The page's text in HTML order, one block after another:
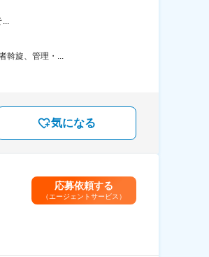
旋、管理・...
気になる
応募依頼する
（エージェントサービス）